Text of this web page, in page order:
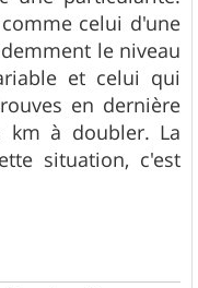
celui d'une
le niveau
et celui qui
en dernière
km à doubler. La
situation, c'est